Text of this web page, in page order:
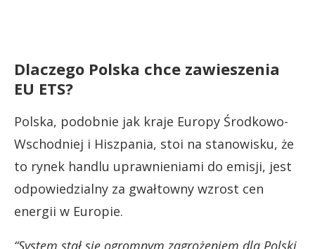
Dlaczego Polska chce zawieszenia
EU ETS?
Polska, podobnie jak kraje Europy Środkowo-
Wschodniej i Hiszpania, stoi na stanowisku, że
to rynek handlu uprawnieniami do emisji, jest
odpowiedzialny za gwałtowny wzrost cen
energii w Europie.